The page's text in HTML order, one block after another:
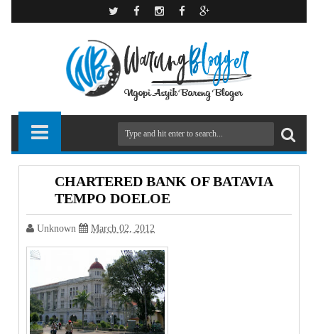
CHARTERED BANK OF BATAVIA
TEMPO DOELOE
Unknown March 02, 2012